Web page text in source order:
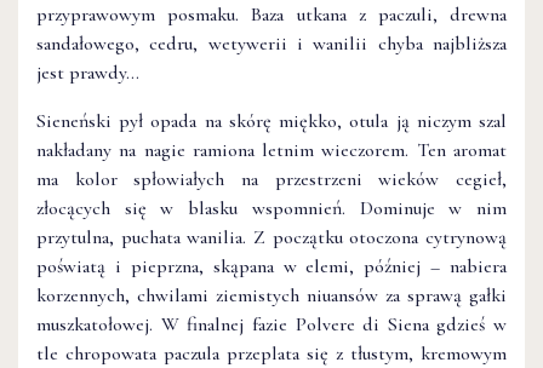
przyprawowym posmaku. Baza utkana z paczuli, drewna
sandałowego, cedru, wetywerii i wanilii chyba najbliższa
jest prawdy…
Sieneński pył opada na skórę miękko, otula ją niczym szal
nakładany na nagie ramiona letnim wieczorem. Ten aromat
ma kolor spłowiałych na przestrzeni wieków cegieł,
złocących się w blasku wspomnień. Dominuje w nim
przytulna, puchata wanilia. Z początku otoczona cytrynową
poświatą i pieprzna, skąpana w elemi, później – nabiera
korzennych, chwilami ziemistych niuansów za sprawą gałki
muszkatołowej. W finalnej fazie Polvere di Siena gdzieś w
tle chropowata paczula przeplata się z tłustym, kremowym